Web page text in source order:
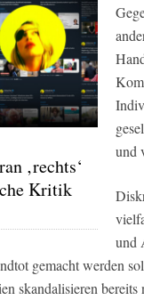
‚rechts‘
Kritik
und
und
gemacht werden
skandalisieren